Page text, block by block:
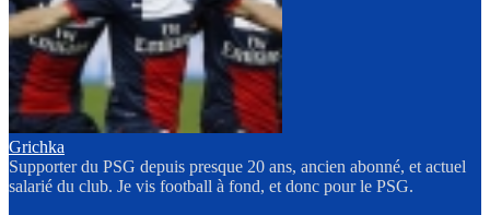
Grichka
Supporter du PSG depuis presque 20 ans, ancien abonné, et actuel
salarié du club. Je vis football à fond, et donc pour le PSG.